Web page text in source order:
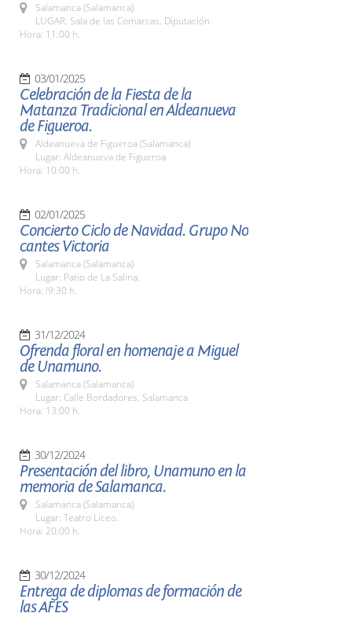
Salamanca (Salamanca)
LUGAR: Sala de las Comarcas. Diputación.
Hora: 11:00 h.
03/01/2025
Celebración de la Fiesta de la
Matanza Tradicional en Aldeanueva
de Figueroa.
Aldeanueva de Figueroa (Salamanca)
Lugar: Aldeanueva de Figueroa
Hora: 10:00 h.
02/01/2025
Concierto Ciclo de Navidad. Grupo No
cantes Victoria
Salamanca (Salamanca)
Lugar: Patio de La Salina.
Hora: !9:30 h.
31/12/2024
Ofrenda floral en homenaje a Miguel
de Unamuno.
Salamanca (Salamanca)
Lugar: Calle Bordadores, Salamanca
Hora: 13:00 h.
30/12/2024
Presentación del libro, Unamuno en la
memoria de Salamanca.
Salamanca (Salamanca)
Lugar: Teatro Liceo.
Hora: 20:00 h.
30/12/2024
Entrega de diplomas de formación de
las AFES